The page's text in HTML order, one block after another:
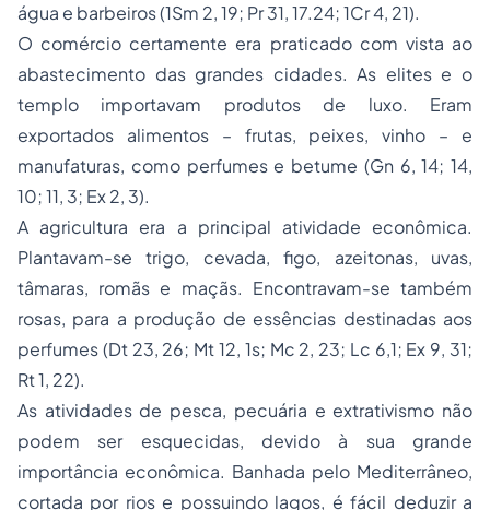
água e barbeiros (1Sm 2, 19; Pr 31, 17.24; 1Cr 4, 21).
O comércio certamente era praticado com vista ao
abastecimento das grandes cidades. As elites e o
templo importavam produtos de luxo. Eram
exportados alimentos – frutas, peixes, vinho – e
manufaturas, como perfumes e betume (Gn 6, 14; 14,
10; 11, 3; Ex 2, 3).
A agricultura era a principal atividade econômica.
Plantavam-se trigo, cevada, figo, azeitonas, uvas,
tâmaras, romãs e maçãs. Encontravam-se também
rosas, para a produção de essências destinadas aos
perfumes (Dt 23, 26; Mt 12, 1s; Mc 2, 23; Lc 6,1; Ex 9, 31;
Rt 1, 22).
As atividades de pesca, pecuária e extrativismo não
podem ser esquecidas, devido à sua grande
importância econômica. Banhada pelo Mediterrâneo,
cortada por rios e possuindo lagos, é fácil deduzir a